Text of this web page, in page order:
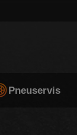
Pneuservis